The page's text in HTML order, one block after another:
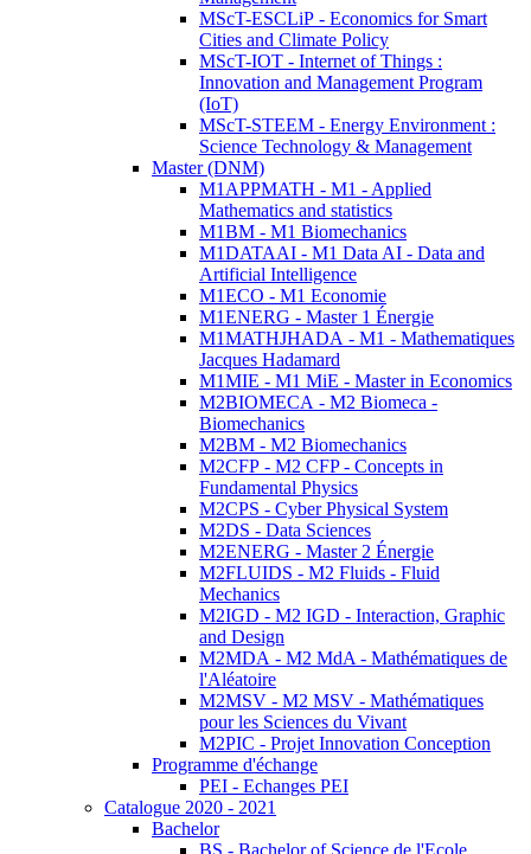
MScT-ESCLiP - Economics for Smart
Cities and Climate Policy
MScT-IOT - Internet of Things :
Innovation and Management Program
(IoT)
MScT-STEEM - Energy Environment :
Science Technology & Management
Master (DNM)
M1APPMATH - M1 - Applied
Mathematics and statistics
M1BM - M1 Biomechanics
M1DATAAI - M1 Data AI - Data and
Artificial Intelligence
M1ECO - M1 Economie
M1ENERG - Master 1 Énergie
M1MATHJHADA - M1 - Mathematiques
Jacques Hadamard
M1MIE - M1 MiE - Master in Economics
M2BIOMECA - M2 Biomeca -
Biomechanics
M2BM - M2 Biomechanics
M2CFP - M2 CFP - Concepts in
Fundamental Physics
M2CPS - Cyber Physical System
M2DS - Data Sciences
M2ENERG - Master 2 Énergie
M2FLUIDS - M2 Fluids - Fluid
Mechanics
M2IGD - M2 IGD - Interaction, Graphic
and Design
M2MDA - M2 MdA - Mathématiques de
l'Aléatoire
M2MSV - M2 MSV - Mathématiques
pour les Sciences du Vivant
M2PIC - Projet Innovation Conception
Programme d'échange
PEI - Echanges PEI
Catalogue 2020 - 2021
Bachelor
BS - Bachelor of Science de l'Ecole